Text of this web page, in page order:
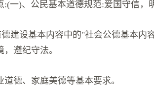
:(一)、公民基本道德规范:爱国守信，
建设基本内容中的"社会公德基本内
遵纪守法。
道德、家庭美德等基本要求。